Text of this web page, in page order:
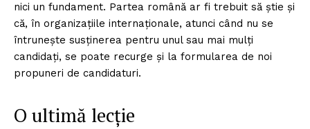
nici un fundament. Partea română ar fi trebuit să știe și
că, în organizațiile internaționale, atunci când nu se
întrunește susținerea pentru unul sau mai mulți
candidați, se poate recurge și la formularea de noi
propuneri de candidaturi.
O ultimă lecție